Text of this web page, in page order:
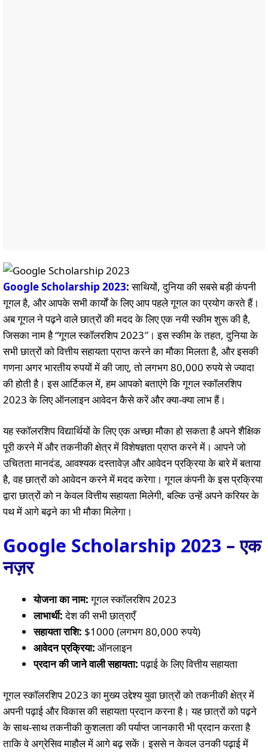
Google Scholarship 2023:साथियों, दुनिया की सबसे बड़ी कंपनी
गूगल है, और आपके सभी कार्यों के लिए आप पहले गूगल का प्रयोग करते हैं।
अब गूगल ने पढ़ने वाले छात्रों की मदद के लिए एक नयी स्कीम शुरू की है,
जिसका नाम है “गूगल स्कॉलरशिप 2023″। इस स्कीम के तहत, दुनिया के
सभी छात्रों को वित्तीय सहायता प्राप्त करने का मौका मिलता है, और इसकी
गणना अगर भारतीय रुपयों में की जाए, तो लगभग 80,000 रुपये से ज्यादा
की होती है। इस आर्टिकल में, हम आपको बताएंगे कि गूगल स्कॉलरशिप
2023 के लिए ऑनलाइन आवेदन कैसे करें और क्या-क्या लाभ हैं।
यह स्कॉलरशिप विद्यार्थियों के लिए एक अच्छा मौका हो सकता है अपने शैक्षिक
पूरी करने में और तकनीकी क्षेत्र में विशेषज्ञता प्राप्त करने में। आपने जो
उचितता मानदंड, आवश्यक दस्तावेज़ और आवेदन प्रक्रिया के बारे में बताया
है, वह छात्रों को आवेदन करने में मदद करेगा। गूगल कंपनी के इस प्रक्रिया
द्वारा छात्रों को न केवल वित्तीय सहायता मिलेगी, बल्कि उन्हें अपने करियर के
पथ में आगे बढ़ने का भी मौका मिलेगा।
Google Scholarship 2023 – एक
नज़र
योजना का नाम:गूगल स्कॉलरशिप 2023
लाभार्थी:देश की सभी छात्राएँ
सहायता राशि: $1000 (लगभग 80,000 रुपये)
आवेदन प्रक्रिया: ऑनलाइन
प्रदान की जाने वाली सहायता:पढ़ाई के लिए वित्तीय सहायता
गूगल स्कॉलरशिप 2023 का मुख्य उद्देश्य युवा छात्रों को तकनीकी क्षेत्र में
अपनी पढ़ाई और विकास की सहायता प्रदान करना है। यह छात्रों को पढ़ने
के साथ-साथ तकनीकी कुशलता की पर्याप्त जानकारी भी प्रदान करता है
ताकि वे अग्रेसिव माहौल में आगे बढ़ सकें। इससे न केवल उनकी पढ़ाई में